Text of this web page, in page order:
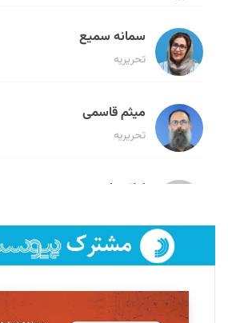
سمانه سمیع
تحریریه
میثم قاسمی
تحریریه
لیلا حنارود
فائزه فتحی رستمی
تحریریه